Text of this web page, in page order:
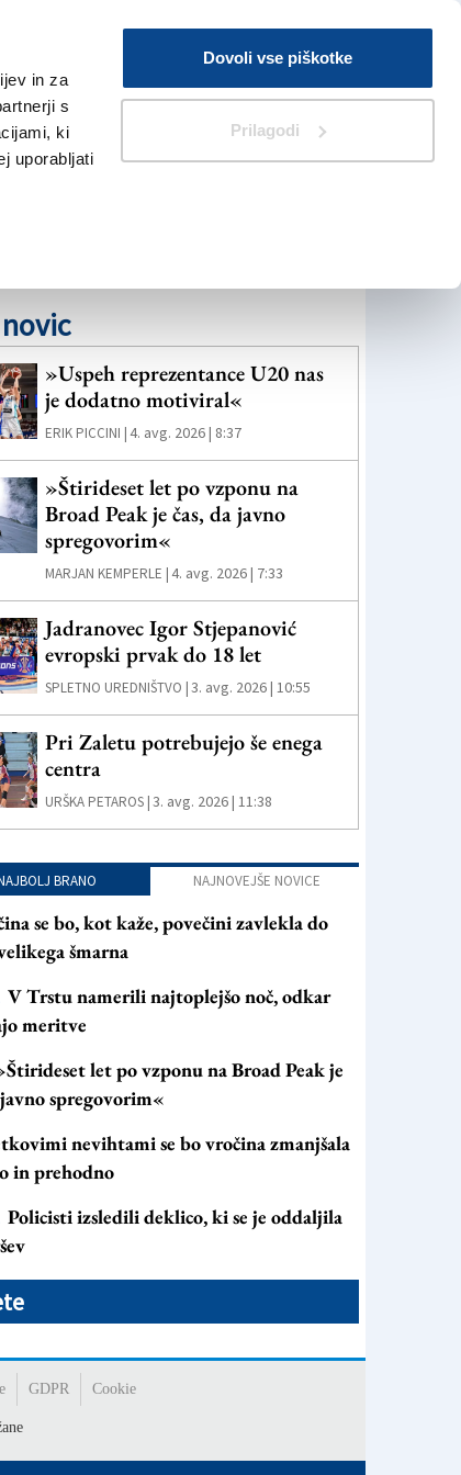
in za
s
ki
uporabljati
Dovoli vse piškotke
Prilagodi
V Kioskih
Iskanje
»Uspeh reprezentance U20 nas
je dodatno motiviral«
ERIK PICCINI |4. avg. 2026 | 8:37
»Štirideset let po vzponu na
Broad Peak je čas, da javno
spregovorim«
MARJAN KEMPERLE |4. avg. 2026 | 7:33
Jadranovec Igor Stjepanović
evropski prvak do 18 let
SPLETNO UREDNIŠTVO |3. avg. 2026 | 10:55
Pri Zaletu potrebujejo še enega
centra
URŠKA PETAROS |3. avg. 2026 | 11:38
BRANO NAJNOVEJŠE NOVICE
se bo, kot kaže, povečini zavlekla do
šmarna
V Trstu namerili najtoplejšo noč, odkar
meritve
let po vzponu na Broad Peak je
javno spregovorim«
nevihtami se bo vročina zmanjšala
in prehodno
Policisti izsledili deklico, ki se je oddaljila
GDPR Cookie